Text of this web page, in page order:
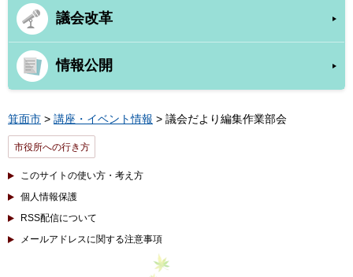
議会改革
情報公開
箕面市 > 講座・イベント情報 > 議会だより編集作業部会
市役所への行き方
このサイトの使い方・考え方
個人情報保護
RSS配信について
メールアドレスに関する注意事項